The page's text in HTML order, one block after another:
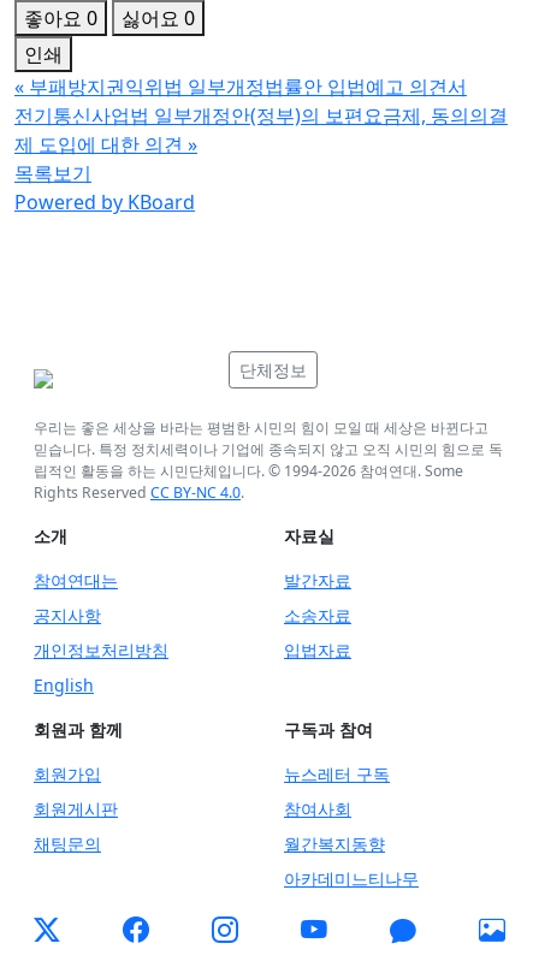
좋아요 0 싫어요 0
인쇄
« 부패방지권익위법 일부개정법률안 입법예고 의견서
전기통신사업법 일부개정안(정부)의 보편요금제, 동의의결
제 도입에 대한 의견 »
목록보기
Powered by KBoard
단체정보
우리는 좋은 세상을 바라는 평범한 시민의 힘이 모일 때 세상은 바뀐다고
믿습니다. 특정 정치세력이나 기업에 종속되지 않고 오직 시민의 힘으로 독
립적인 활동을 하는 시민단체입니다. © 1994-2026 참여연대. Some
Rights Reserved CC BY-NC 4.0.
소개
참여연대는
공지사항
개인정보처리방침
English
자료실
발간자료
소송자료
입법자료
회원과 함께
회원가입
회원게시판
채팅문의
구독과 참여
뉴스레터 구독
참여사회
월간복지동향
아카데미느티나무